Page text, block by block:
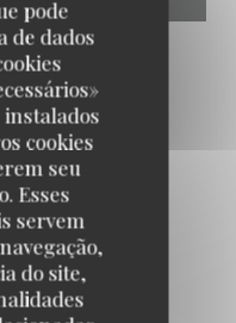
pode
de dados
instalados
cookies
seu
Esses
servem
do site,